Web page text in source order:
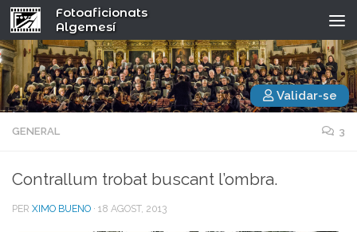
Fotoaficionats
Algemesí
Validar-se
GENERAL 3
Contrallum trobat buscant l’ombra.
PER XIMO BUENO · 18 AGOST, 2013